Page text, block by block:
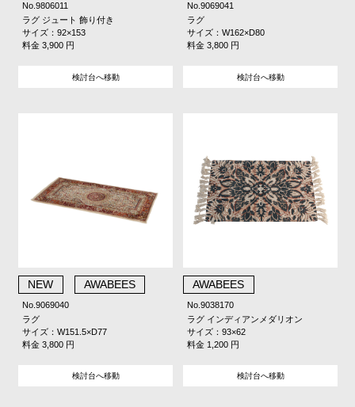
No.9806011
ラグ ジュート 飾り付き
サイズ：92×153
料金 3,900 円
検討台へ移動
No.9069041
ラグ
サイズ：W162×D80
料金 3,800 円
検討台へ移動
NEW AWABEES
No.9069040
ラグ
サイズ：W151.5×D77
料金 3,800 円
検討台へ移動
AWABEES
No.9038170
ラグ インディアンメダリオン
サイズ：93×62
料金 1,200 円
検討台へ移動